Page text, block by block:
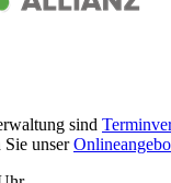
sind
unser